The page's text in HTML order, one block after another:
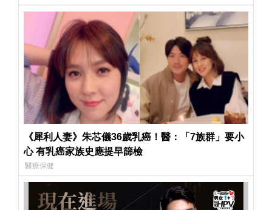
《犀利人妻》朱芯儀36歲乳癌！醫：「7族群」要小
心 有乳癌家族史應提早篩檢
醫療保健